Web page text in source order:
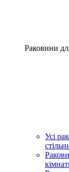
Раковини
Усі